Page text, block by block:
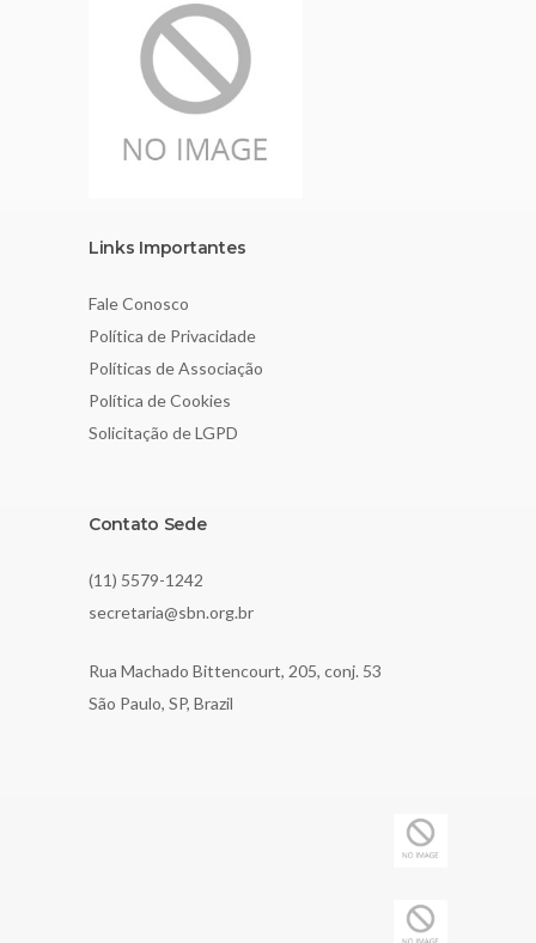
Links Importantes
Fale Conosco
Política de Privacidade
Políticas de Associação
Política de Cookies
Solicitação de LGPD
Contato Sede
(11) 5579-1242
secretaria@sbn.org.br
Rua Machado Bittencourt, 205, conj. 53
São Paulo, SP, Brazil